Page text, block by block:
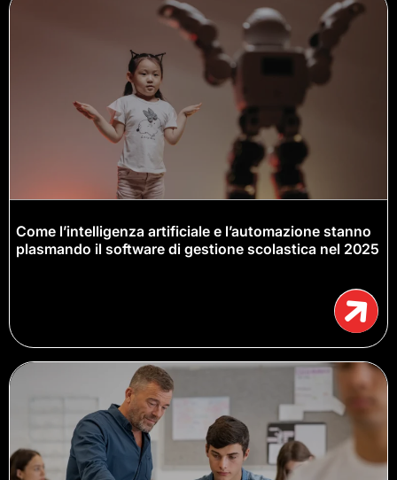
Come l’intelligenza artificiale e l’automazione stanno
plasmando il software di gestione scolastica nel 2025